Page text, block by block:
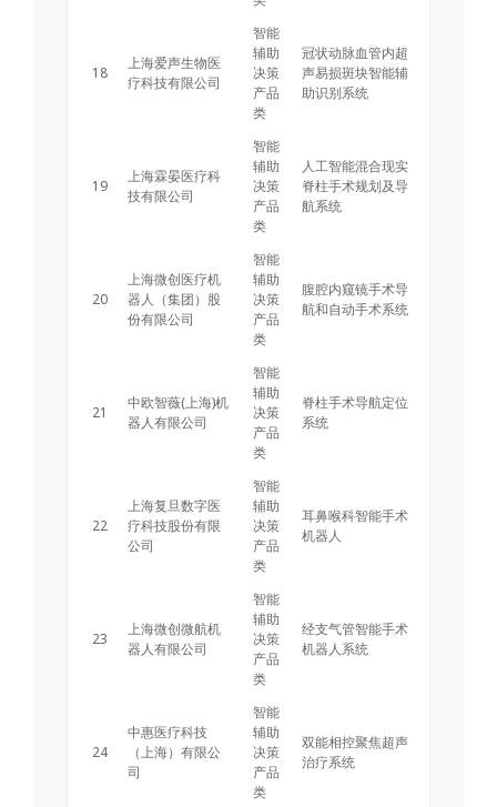
18
上海爱声生物医
疗科技有限公司
智能
辅助
决策
产品
类
冠状动脉血管内超
声易损斑块智能辅
助识别系统
19
上海霖晏医疗科
技有限公司
智能
辅助
决策
产品
类
人工智能混合现实
脊柱手术规划及导
航系统
20
上海微创医疗机
器人（集团）股
份有限公司
智能
辅助
决策
产品
类
腹腔内窥镜手术导
航和自动手术系统
21
中欧智薇(上海)机
器人有限公司
智能
辅助
决策
产品
类
脊柱手术导航定位
系统
22
上海复旦数字医
疗科技股份有限
公司
智能
辅助
决策
产品
类
耳鼻喉科智能手术
机器人
23
上海微创微航机
器人有限公司
智能
辅助
决策
产品
类
经支气管智能手术
机器人系统
24
中惠医疗科技
（上海）有限公
司
智能
辅助
决策
产品
类
双能相控聚焦超声
治疗系统